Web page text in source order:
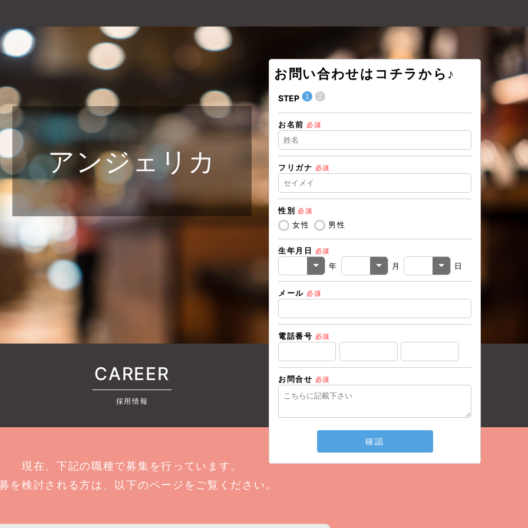
アンジェリカ
お問い合わせはコチラから♪
STEP ❶❷
お名前 必須
フリガナ 必須
性別 必須
女性 男性
生年月日 必須
年 月 日
メール 必須
電話番号 必須
お問合せ 必須
確認
送信内容の
内容を修正
利用規約お
ただい
CAREER
採用情報
現在、下記の職種で募集を行っています。
を検討される方は、以下のページをご覧ください。